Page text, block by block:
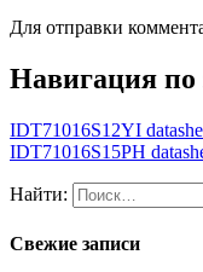
Для отправки
Навигация по
IDT71016S12YI
IDT71016S15PH
Найти:
Свежие записи